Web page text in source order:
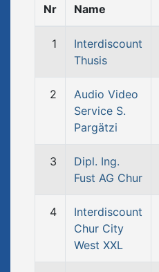
Nr Name
1
Interdiscount
Thusis
2
Audio Video
Service S.
Pargätzi
3
Dipl. Ing.
Fust AG Chur
4
Interdiscount
Chur City
West XXL